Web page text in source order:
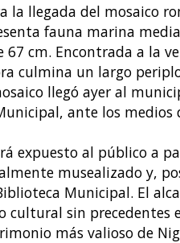
la llegada del mosaico
fauna marina
67 cm. Encontrada a la
culmina un largo
llegó ayer al
ante los medios
expuesto al público a
musealizado y,
Municipal. El
cultural sin precedentes
más valioso de